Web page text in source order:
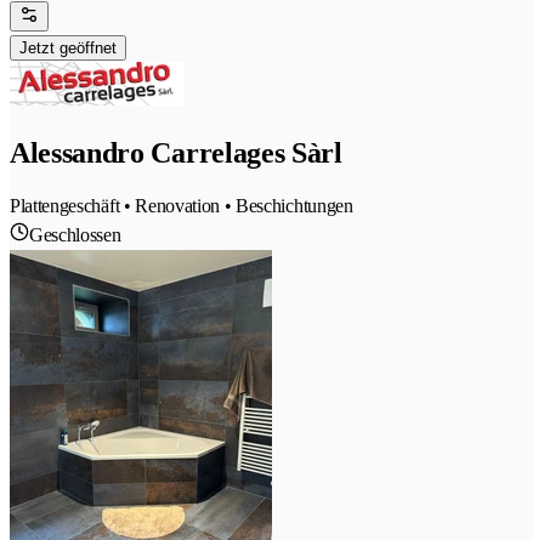
Jetzt geöffnet
Alessandro Carrelages Sàrl
Plattengeschäft • Renovation • Beschichtungen
Geschlossen